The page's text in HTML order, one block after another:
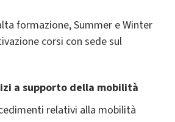
formazione, Summer e Winter
corsi con sede sul
a supporto della mobilità
relativi alla mobilità